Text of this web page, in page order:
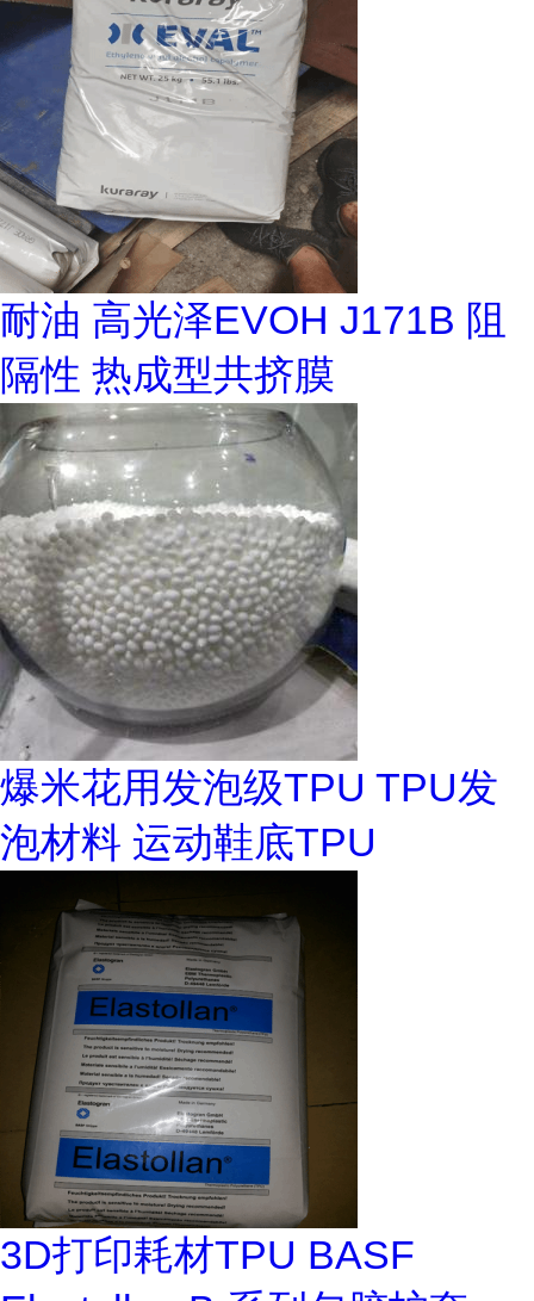
耐油 高光泽EVOH J171B 阻
隔性 热成型共挤膜
爆米花用发泡级TPU TPU发
泡材料 运动鞋底TPU
3D打印耗材TPU BASF